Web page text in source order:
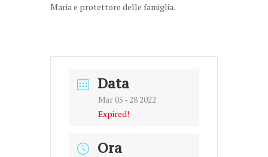
Maria e protettore delle famiglia.
Data
Mar 05 - 28 2022
Expired!
Ora